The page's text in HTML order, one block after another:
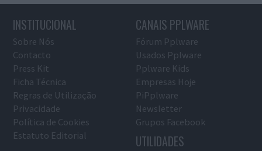
INSTITUCIONAL
Sobre Nós
Contacto
Press Kit
Ficha Técnica
Regras de Utilização
Privacidade
Política de Cookies
Estatuto Editorial
CANAIS PPLWARE
Fórum Pplware
Usados Pplware
Pplware Kids
Empresas Hoje
PiPplware
Newsletter
Grupos Facebook
UTILIDADES